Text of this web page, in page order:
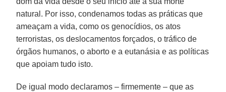
natural. Por isso, condenamos todas as práticas que
ameaçam a vida, como os genocídios, os atos
terroristas, os deslocamentos forçados, o tráfico de
órgãos humanos, o aborto e a eutanásia e as políticas
que apoiam tudo isto.
De igual modo declaramos – firmemente – que as